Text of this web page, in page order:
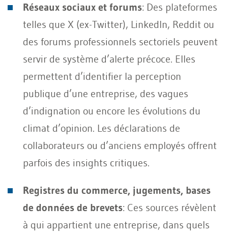
Réseaux sociaux et forums: Des plateformes
telles que X (ex-Twitter), LinkedIn, Reddit ou
des forums professionnels sectoriels peuvent
servir de système d’alerte précoce. Elles
permettent d’identifier la perception
publique d’une entreprise, des vagues
d’indignation ou encore les évolutions du
climat d’opinion. Les déclarations de
collaborateurs ou d’anciens employés offrent
parfois des insights critiques.
Registres du commerce, jugements, bases
de données de brevets: Ces sources révèlent
à qui appartient une entreprise, dans quels